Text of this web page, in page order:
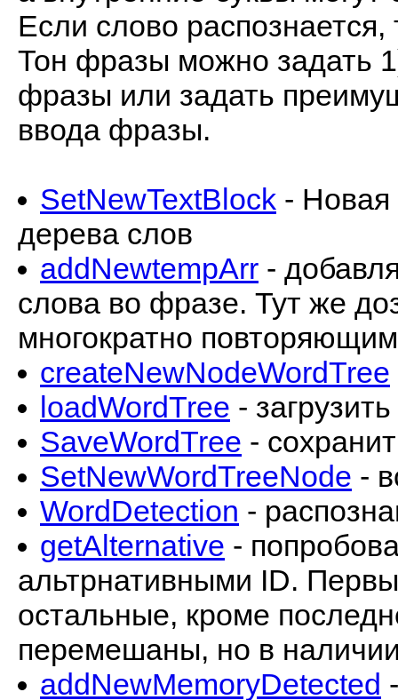
Если слово распознается,
Тон фразы можно задать
фразы или задать
ввода фразы.
SetNewTextBlock - Новая
дерева слов
addNewtempArr -
слова во фразе. Тут же
многократно
createNewNodeWordTree
loadWordTree -
SaveWordTree -
SetNewWordTreeNode -
WordDetection -
getAlternative -
альтрнативными ID.
остальные, кроме
перемешаны, но в
addNewMemoryDetected